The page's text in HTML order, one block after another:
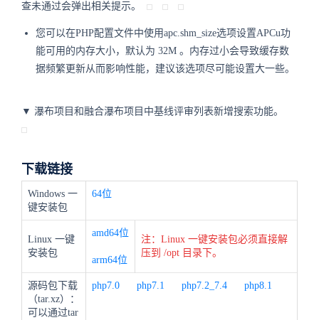
查未通过会弹出相关提示。
您可以在PHP配置文件中使用apc.shm_size选项设置APCu功
能可用的内存大小，默认为 32M 。内存过小会导致缓存数
据频繁更新从而影响性能，建议该选项尽可能设置大一些。
▼ 瀑布项目和融合瀑布项目中基线评审列表新增搜索功能。
下载链接
Windows 一
键安装包
64位
Linux 一键
安装包
amd64位
arm64位
注：Linux 一键安装包必须直接解
压到 /opt 目录下。
源码包下载
（tar.xz）：
可以通过tar
php7.0 php7.1 php7.2_7.4 php8.1